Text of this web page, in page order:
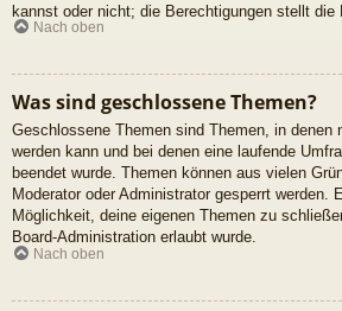
kannst oder nicht; die Berechtigungen stellt die
Nach oben
Was sind geschlossene Themen?
Geschlossene Themen sind Themen, in denen
werden kann und bei denen eine laufende
beendet wurde. Themen können aus vielen
Moderator oder Administrator gesperrt werden.
Möglichkeit, deine eigenen Themen zu
Board-Administration erlaubt wurde.
Nach oben